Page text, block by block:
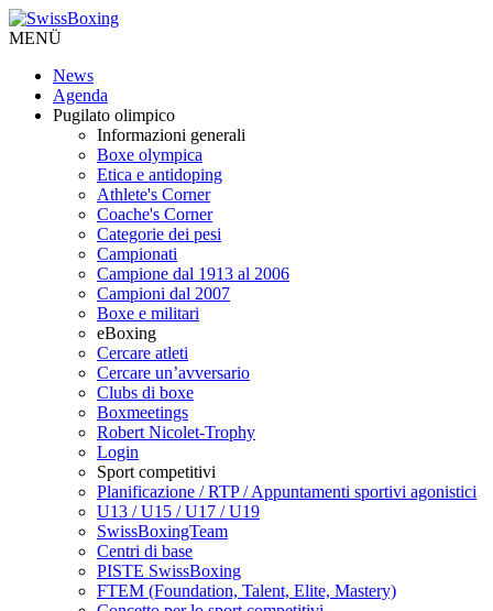
MENÜ
News
Agenda
Pugilato olimpico
Informazioni generali
Boxe olympica
Etica e antidoping
Athlete's Corner
Coache's Corner
Categorie dei pesi
Campionati
Campione dal 1913 al 2006
Campioni dal 2007
Boxe e militari
eBoxing
Cercare atleti
Cercare un’avversario
Clubs di boxe
Boxmeetings
Robert Nicolet-Trophy
Login
Sport competitivi
Planificazione / RTP / Appuntamenti sportivi agonistici
U13 / U15 / U17 / U19
SwissBoxingTeam
Centri di base
PISTE SwissBoxing
FTEM (Foundation, Talent, Elite, Mastery)